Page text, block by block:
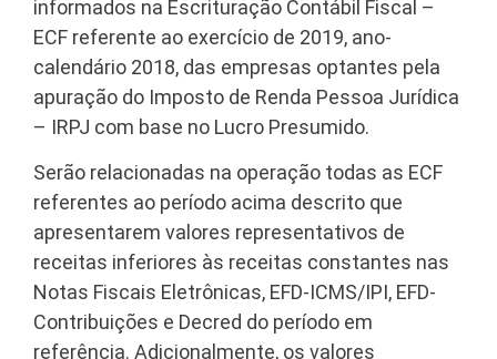
informados na Escrituração Contábil Fiscal –
ECF referente ao exercício de 2019, ano-
calendário 2018, das empresas optantes pela
apuração do Imposto de Renda Pessoa Jurídica
– IRPJ com base no Lucro Presumido.
Serão relacionadas na operação todas as ECF
referentes ao período acima descrito que
apresentarem valores representativos de
receitas inferiores às receitas constantes nas
Notas Fiscais Eletrônicas, EFD-ICMS/IPI, EFD-
Contribuições e Decred do período em
referência. Adicionalmente, os valores